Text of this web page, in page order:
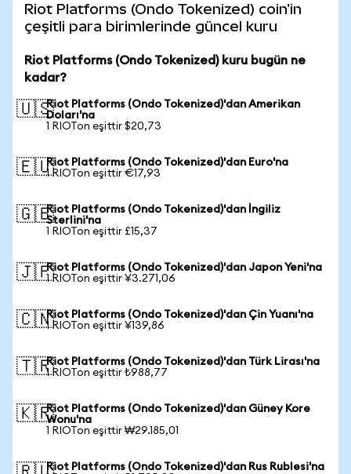
Riot Platforms (Ondo Tokenized) coin'in
çeşitli para birimlerinde güncel kuru
Riot Platforms (Ondo Tokenized) kuru bugün ne
kadar?
🇺🇸Riot Platforms (Ondo Tokenized)'dan Amerikan
Doları'na
1 RIOTon eşittir $20,73
🇪🇺Riot Platforms (Ondo Tokenized)'dan Euro'na
1 RIOTon eşittir €17,93
🇬🇧Riot Platforms (Ondo Tokenized)'dan İngiliz
Sterlini'na
1 RIOTon eşittir £15,37
🇯🇵Riot Platforms (Ondo Tokenized)'dan Japon Yeni'na
1 RIOTon eşittir ¥3.271,06
🇨🇳Riot Platforms (Ondo Tokenized)'dan Çin Yuanı'na
1 RIOTon eşittir ¥139,86
🇹🇷Riot Platforms (Ondo Tokenized)'dan Türk Lirası'na
1 RIOTon eşittir ₺988,77
🇰🇷Riot Platforms (Ondo Tokenized)'dan Güney Kore
Wonu'na
1 RIOTon eşittir ₩29.185,01
Riot Platforms (Ondo Tokenized)'dan Rus Rublesi'na